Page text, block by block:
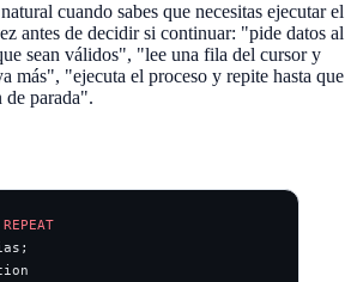
cuando sabes que necesitas ejecutar el
antes de decidir si continuar: "pide datos al
sean válidos", "lee una fila del cursor y
más", "ejecuta el proceso y repite hasta que
de parada".
REPEAT